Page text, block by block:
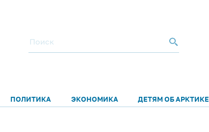
ПОЛИТИКА ЭКОНОМИКА ДЕТЯМ ОБ АРКТИКЕ